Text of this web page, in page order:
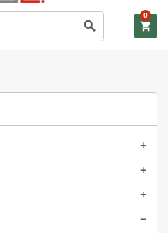
search shopping_cart
0
add
add
add
remove